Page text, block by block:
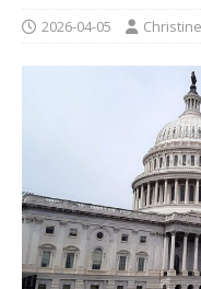
2026-04-05 Christine